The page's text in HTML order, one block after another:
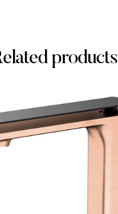
products